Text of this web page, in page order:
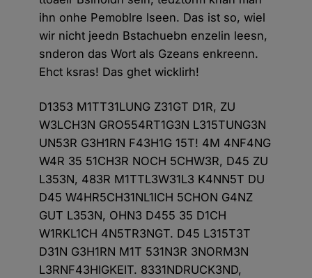
ihn onhe Pemoblre lseen. Das ist so, wiel
wir nicht jeedn Bstachuebn enzelin leesn,
snderon das Wort als Gzeans enkreenn.
Ehct ksras! Das ghet wicklirh!
D1353 M1TT31LUNG Z31GT D1R, ZU
W3LCH3N GRO554RT1G3N L315TUNG3N
UN53R G3H1RN F43H1G 15T! 4M 4NF4NG
W4R 35 51CH3R NOCH 5CHW3R, D45 ZU
L353N, 483R M1TTL3W31L3 K4NN5T DU
D45 W4HR5CH31NL1ICH 5CHON G4NZ
GUT L353N, OHN3 D455 35 D1CH
W1RKL1CH 4N5TR3NGT. D45 L315T3T
D31N G3H1RN M1T 531N3R 3NORM3N
L3RNF43HIGKEIT. 8331NDRUCK3ND,